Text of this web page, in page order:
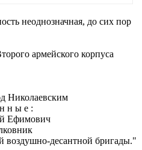
неоднозначная, до сих пор
армейского корпуса
Николаевским
н ы е :
Ефимович
воздушно-десантной бригады."